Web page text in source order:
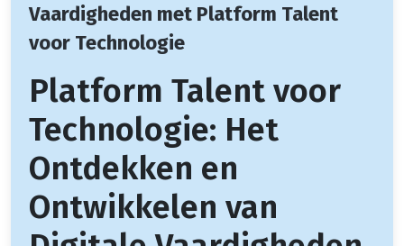
Vaardigheden met Platform Talent
voor Technologie
Platform Talent voor
Technologie: Het
Ontdekken en
Ontwikkelen van